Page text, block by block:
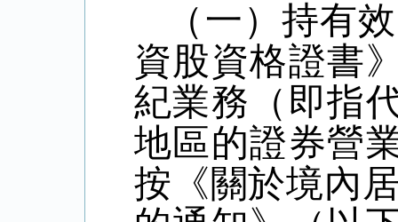
（一）持有
資股資格證書
紀業務（即指
地區的證券營
按《關於境內